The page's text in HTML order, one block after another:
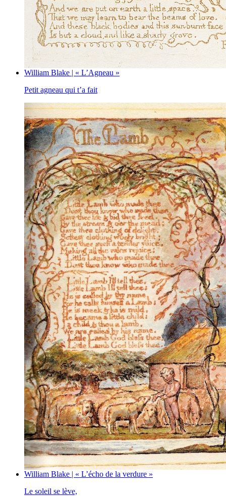
William Blake | « L’Agneau »
Petit agneau qui t’a fait
William Blake | « L’écho de la verdure »
Le soleil se lève,